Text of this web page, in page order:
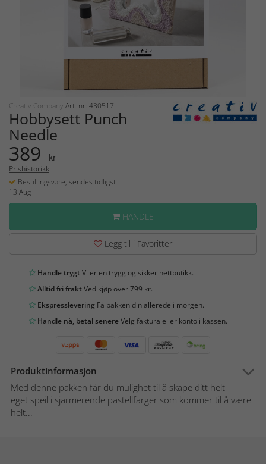
Creativ Company Art. nr: 430517
Hobbysett Punch
Needle
389 kr
Prishistorikk
Bestillingsvare, sendes tidligst
13 Aug
HANDLE
Legg til i Favoritter
Handle trygtVi er en trygg og sikker nettbutikk.
Alltid fri fraktVed kjøp over 799 kr.
Ekspresslevering Få pakken din allerede i morgen.
Handle nå, betal senereVelg faktura eller konto i kassen.
Produktinformasjon
Med denne pakken får du mulighet til å skape ditt helt
eget speil i sjarmerende pastellfarger som kommer til å være
helt...